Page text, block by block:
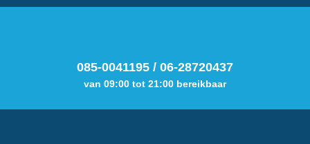
085-0041195 / 06-28720437
van 09:00 tot 21:00 bereikbaar